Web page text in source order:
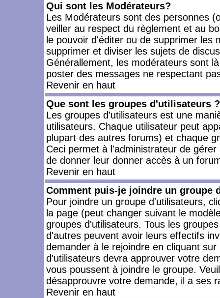
Qui sont les Modérateurs?
Les Modérateurs sont des personnes
veiller au respect du règlement et au
le pouvoir d'éditer ou de supprimer les
supprimer et diviser les sujets de
Générallement, les modérateurs sont
poster des messages ne respectant
Revenir en haut
Que sont les groupes d'utilisateurs ?
Les groupes d'utilisateurs est une
utilisateurs. Chaque utilisateur peut
plupart des autres forums) et chaque
Ceci permet à l'administrateur de
de donner leur donner accès à un
Revenir en haut
Comment puis-je joindre un groupe
Pour joindre un groupe d'utilisateurs,
la page (peut changer suivant le
groupes d'utilisateurs. Tous les
d'autres peuvent avoir leurs effectifs
demander à le rejoindre en cliquant
d'utilisateurs devra approuver votre
vous poussent à joindre le groupe.
désapprouvre votre demande, il a ses
Revenir en haut